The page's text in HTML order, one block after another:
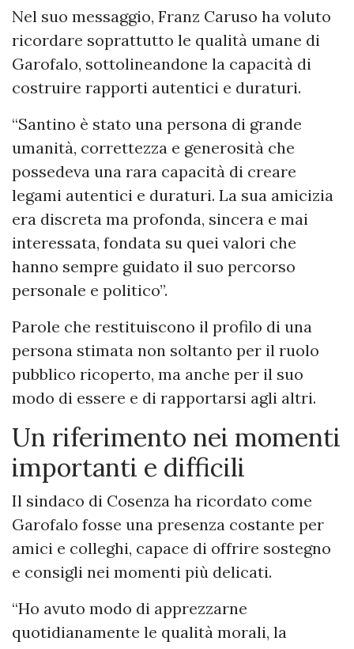
Nel suo messaggio, Franz Caruso ha voluto
ricordare soprattutto le qualità umane di
Garofalo, sottolineandone la capacità di
costruire rapporti autentici e duraturi.
“Santino è stato una persona di grande
umanità, correttezza e generosità che
possedeva una rara capacità di creare
legami autentici e duraturi. La sua amicizia
era discreta ma profonda, sincera e mai
interessata, fondata su quei valori che
hanno sempre guidato il suo percorso
personale e politico”.
Parole che restituiscono il profilo di una
persona stimata non soltanto per il ruolo
pubblico ricoperto, ma anche per il suo
modo di essere e di rapportarsi agli altri.
Un riferimento nei momenti
importanti e difficili
Il sindaco di Cosenza ha ricordato come
Garofalo fosse una presenza costante per
amici e colleghi, capace di offrire sostegno
e consigli nei momenti più delicati.
“Ho avuto modo di apprezzarne
quotidianamente le qualità morali, la